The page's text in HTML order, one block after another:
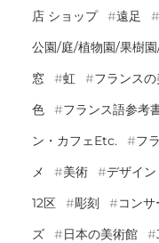
店 ショップ
遠足
公園/庭/植物園/果樹
窓
虹 フランス
色
フランス語参考
ン・カフェetc.
フ
メ
美術 デザイン
12区
彫刻 コン
ズ
日本の美術館